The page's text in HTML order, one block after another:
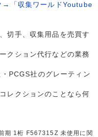
→「収集ワールドYoutube
切手、収集用品を売買す
クション代行などの業務
PCGS社のグレーティン
レクションのことなら何
期 1桁 F567315Z 未使用に関